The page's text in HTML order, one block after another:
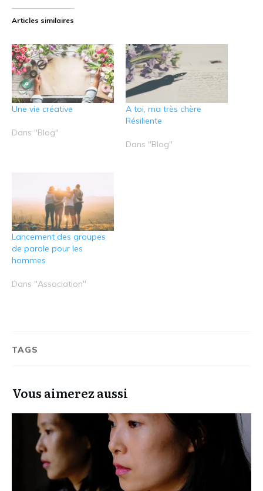
Articles similaires
Une vie créative
Dans "Blog"
A toi, ma très chère
Résiliente
Dans "Blog"
Lancement des groupes
de parole pour les
hommes
Dans "Association"
TAGS
Vous aimerez aussi